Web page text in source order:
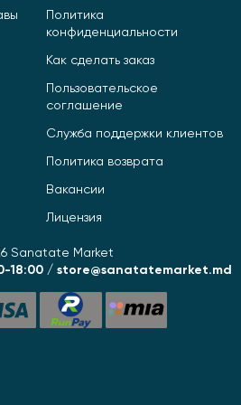
Политика
конфиденциальности
Как сделать заказ
Пользовательское
соглашение
Служба поддержки клиентов
Политика возврата
Вакансии
Лицензия
Sanatate Market
18:00 / store@sanatatemarket.md